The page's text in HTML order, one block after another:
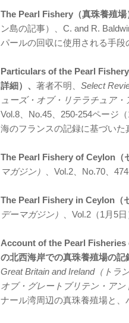
The Pearl Fishery（真珠養殖場
ン島の記事）、C. and R.
パールの回収に使用される手段
Particulars of the Pearl
詳細）、 著者不明、 Select
ューズ・オブ・リテラチュア
Vol.8、No.45、250-254ページ
海のフランスの記録に基づいた
The Pearl Fishery of Ceylon（
マガジン）
、Vol.2、No.70、
The Pearl Fishery in Ceylon（
デーマガジン）
、Vol.2（1月5
Account of the Pearl
の北西海岸での真珠養殖場の記
Great Britain and Ireland（トラ
オブ・グレートブリテン・アン
ナール湾周辺の真珠養殖場と、